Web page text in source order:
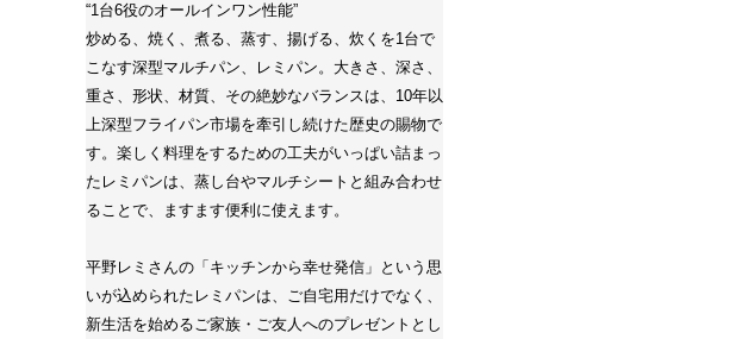
“1台6役のオールインワン性能”
炒める、焼く、煮る、蒸す、揚げる、炊くを1台で
こなす深型マルチパン、レミパン。大きさ、深さ、
重さ、形状、材質、その絶妙なバランスは、10年以
上深型フライパン市場を牽引し続けた歴史の賜物で
す。楽しく料理をするための工夫がいっぱい詰まっ
たレミパンは、蒸し台やマルチシートと組み合わせ
ることで、ますます便利に使えます。
平野レミさんの「キッチンから幸せ発信」という思
いが込められたレミパンは、ご自宅用だけでなく、
新生活を始めるご家族・ご友人へのプレゼントとし